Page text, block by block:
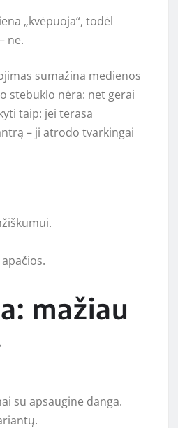
„kvėpuoja“, todėl
ne.
sumažina medienos
stebuklo nėra: net gerai
taip: jei terasa
– ji atrodo tvarkingai
mažiau
su apsaugine danga.